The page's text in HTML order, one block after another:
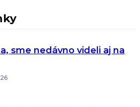
sme nedávno videli aj na